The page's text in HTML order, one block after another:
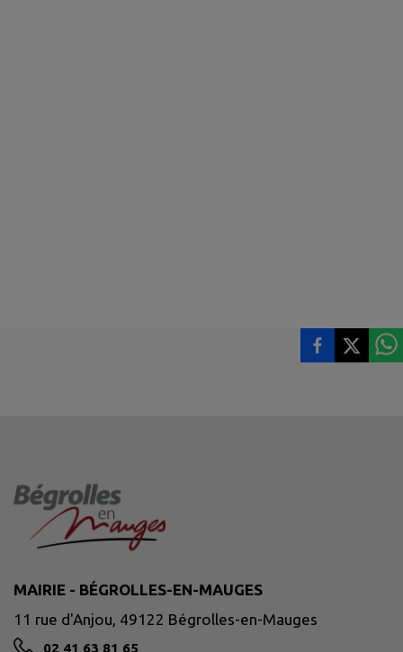
MAIRIE - BÉGROLLES-EN-MAUGES
11 rue d'Anjou, 49122 Bégrolles-en-Mauges
02 41 63 81 65